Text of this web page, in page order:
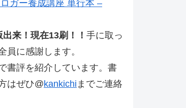
ガー養成講座 単行本 –
来！現在13刷！！ 手に取っ
員に感謝します。
書評を紹介しています。書
はぜひ@kankichi までご連絡